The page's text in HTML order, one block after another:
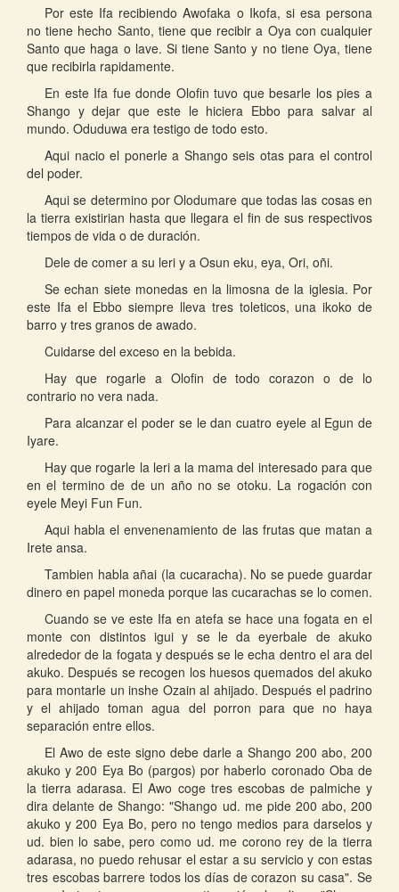
Por este Ifa recibiendo Awofaka o Ikofa, si esa persona
no tiene hecho Santo, tiene que recibir a Oya con cualquier
Santo que haga o lave. Si tiene Santo y no tiene Oya, tiene
que recibirla rapidamente.
En este Ifa fue donde Olofin tuvo que besarle los pies a
Shango y dejar que este le hiciera Ebbo para salvar al
mundo. Oduduwa era testigo de todo esto.
Aqui nacio el ponerle a Shango seis otas para el control
del poder.
Aqui se determino por Olodumare que todas las cosas en
la tierra existirian hasta que llegara el fin de sus respectivos
tiempos de vida o de duración.
Dele de comer a su leri y a Osun eku, eya, Ori, oñi.
Se echan siete monedas en la limosna de la iglesia. Por
este Ifa el Ebbo siempre lleva tres toleticos, una ikoko de
barro y tres granos de awado.
Cuidarse del exceso en la bebida.
Hay que rogarle a Olofin de todo corazon o de lo
contrario no vera nada.
Para alcanzar el poder se le dan cuatro eyele al Egun de
Iyare.
Hay que rogarle la leri a la mama del interesado para que
en el termino de de un año no se otoku. La rogación con
eyele Meyi Fun Fun.
Aqui habla el envenenamiento de las frutas que matan a
Irete ansa.
Tambien habla añai (la cucaracha). No se puede guardar
dinero en papel moneda porque las cucarachas se lo comen.
Cuando se ve este Ifa en atefa se hace una fogata en el
monte con distintos igui y se le da eyerbale de akuko
alrededor de la fogata y después se le echa dentro el ara del
akuko. Después se recogen los huesos quemados del akuko
para montarle un inshe Ozain al ahijado. Después el padrino
y el ahijado toman agua del porron para que no haya
separación entre ellos.
El Awo de este signo debe darle a Shango 200 abo, 200
akuko y 200 Eya Bo (pargos) por haberlo coronado Oba de
la tierra adarasa. El Awo coge tres escobas de palmiche y
dira delante de Shango: "Shango ud. me pide 200 abo, 200
akuko y 200 Eya Bo, pero no tengo medios para darselos y
ud. bien lo sabe, pero como ud. me corono rey de la tierra
adarasa, no puedo rehusar el estar a su servicio y con estas
tres escobas barrere todos los días de corazon su casa". Se